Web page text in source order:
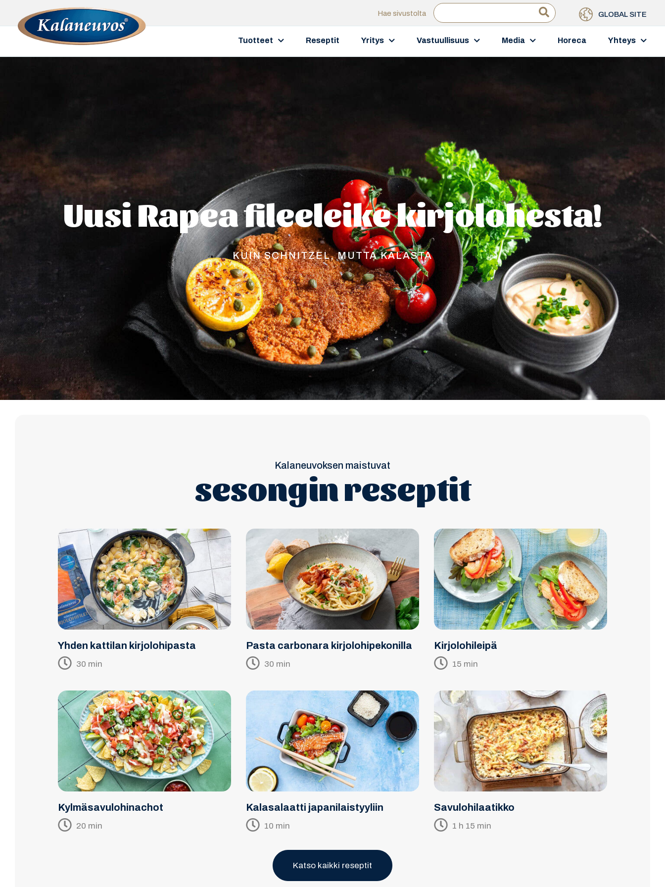
Uusi Rapea fileeleike kirjolohesta!
KUIN SCHNITZEL, MUTTA KALASTA
GLOBAL SITE
Hae sivustolta
Tuotteet Reseptit Yritys Vastuullisuus Media Horeca Yhteys
Kalaneuvoksen maistuvat
sesongin reseptit
Yhden kattilan kirjolohipasta
30 min
Pasta carbonara kirjolohipekonilla
30 min
Kirjolohileipä
15 min
Kylmäsavulohinachot
20 min
Kalasalaatti japanilaistyyliin
10 min
Savulohilaatikko
1 h 15 min
Katso kaikki reseptit